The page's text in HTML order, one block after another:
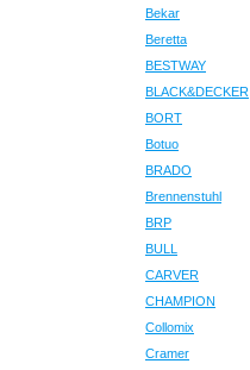
Bekar
Beretta
BESTWAY
BLACK&DECKER
BORT
Botuo
BRADO
Brennenstuhl
BRP
BULL
CARVER
CHAMPION
Collomix
Cramer